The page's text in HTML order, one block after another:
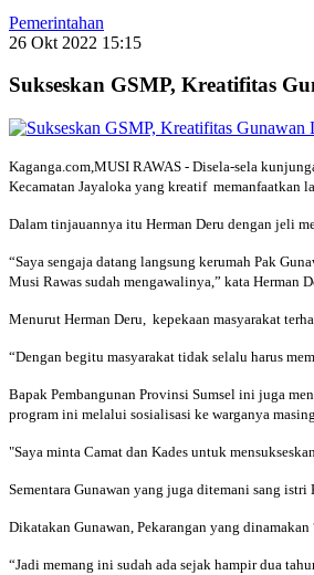
Pemerintahan
26 Okt 2022 15:15
Sukseskan GSMP, Kreatifitas
Kaganga.com,MUSI RAWAS - Disela-sela
Kecamatan Jayaloka yang kreatif memanfaatkan
Dalam tinjauannya itu Herman Deru dengan jeli
“Saya sengaja datang langsung kerumah Pak
Musi Rawas sudah mengawalinya,” kata Herman
Menurut Herman Deru, kepekaan masyarakat
“Dengan begitu masyarakat tidak selalu harus
Bapak Pembangunan Provinsi Sumsel ini juga
program ini melalui sosialisasi ke warganya
"Saya minta Camat dan Kades untuk
Sementara Gunawan yang juga ditemani sang
Dikatakan Gunawan, Pekarangan yang
“Jadi memang ini sudah ada sejak hampir dua